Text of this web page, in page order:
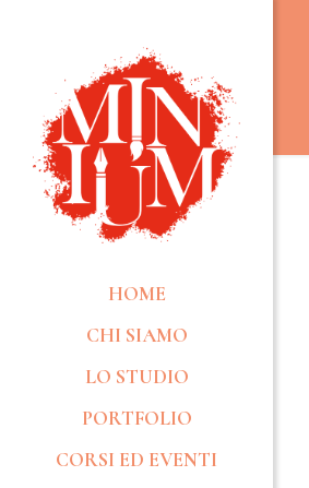
HOME
CHI SIAMO
LO STUDIO
PORTFOLIO
CORSI ED EVENTI